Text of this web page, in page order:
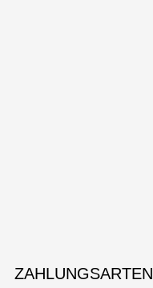
ZAHLUNGSARTEN